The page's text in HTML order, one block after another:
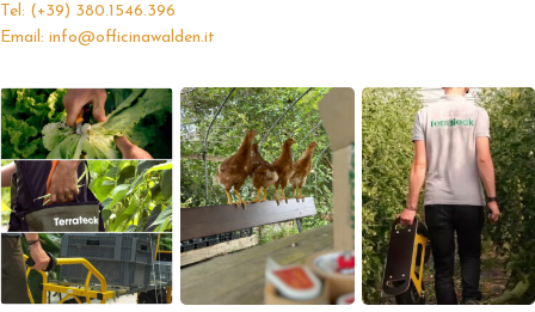
Tel: (+39) 380.1546.396
Email: info@officinawalden.it